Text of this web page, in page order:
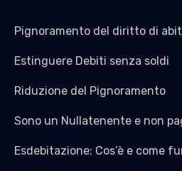
Pignoramento del diritto di
Estinguere Debiti senza soldi
Riduzione del Pignoramento
Sono un Nullatenente e non
Esdebitazione: Cos’è e come